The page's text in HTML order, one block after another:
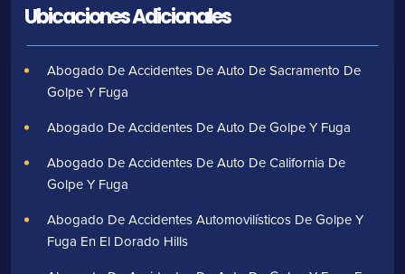
Ubicaciones Adicionales
Abogado De Accidentes De Auto De Sacramento De
Golpe Y Fuga
Abogado De Accidentes De Auto De Golpe Y Fuga
Abogado De Accidentes De Auto De California De
Golpe Y Fuga
Abogado De Accidentes Automovilísticos De Golpe Y
Fuga En El Dorado Hills